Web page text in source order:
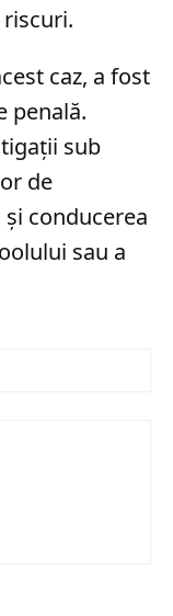
caz, a fost
penală.
sub
de
conducerea
sau a